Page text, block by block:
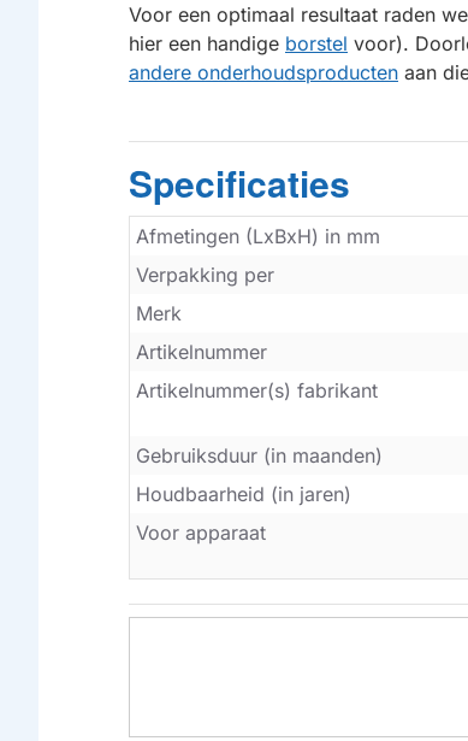
Voor een optimaal resultaat raden
hier een handige borstel voor).
andere onderhoudsproducten aan
Specificaties
Afmetingen (LxBxH) in mm
Verpakking per
Merk
Artikelnummer
Artikelnummer(s) fabrikant
Gebruiksduur (in maanden)
Houdbaarheid (in jaren)
Voor apparaat